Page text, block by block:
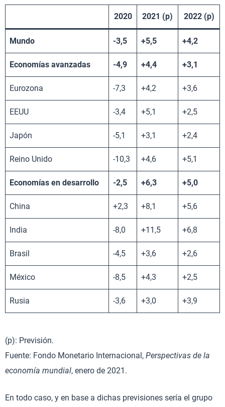
2020 2021 (p) 2022 (p)
Mundo -3,5 +5,5 +4,2
Economías avanzadas -4,9 +4,4 +3,1
Eurozona -7,3 +4,2 +3,6
EEUU -3,4 +5,1 +2,5
Japón -5,1 +3,1 +2,4
Reino Unido -10,3 +4,6 +5,1
Economías en desarrollo -2,5 +6,3 +5,0
China +2,3 +8,1 +5,6
India -8,0 +11,5 +6,8
Brasil -4,5 +3,6 +2,6
México -8,5 +4,3 +2,5
Rusia -3,6 +3,0 +3,9
(p): Previsión.
Fuente: Fondo Monetario Internacional, Perspectivas de la
economía mundial, enero de 2021.
En todo caso, y en base a dichas previsiones sería el grupo